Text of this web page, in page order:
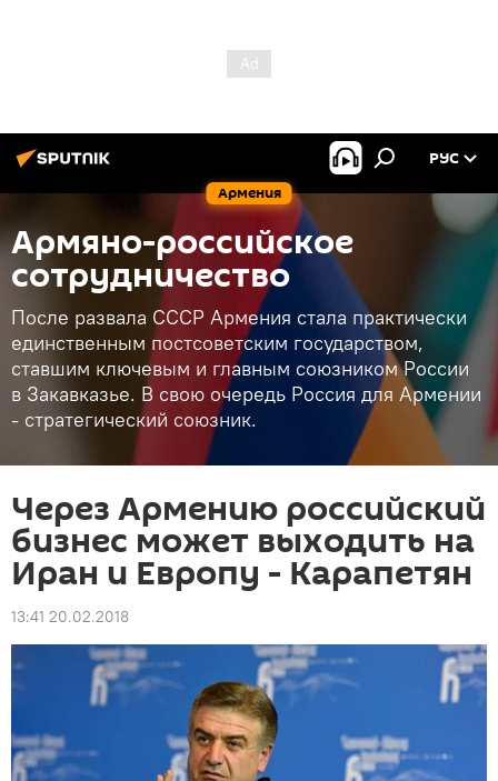
Армения
РУС
Армяно-российское
сотрудничество
После развала СССР Армения стала практически
единственным постсоветским государством,
ставшим ключевым и главным союзником России
в Закавказье. В свою очередь Россия для Армении
- стратегический союзник.
Через Армению российский
бизнес может выходить на
Иран и Европу - Карапетян
13:41 20.02.2018